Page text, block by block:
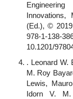
(Ed.), ©
978-1-
10.1201/
. Leonard W.
M. Roy
Lewis,
Idorn V. M.